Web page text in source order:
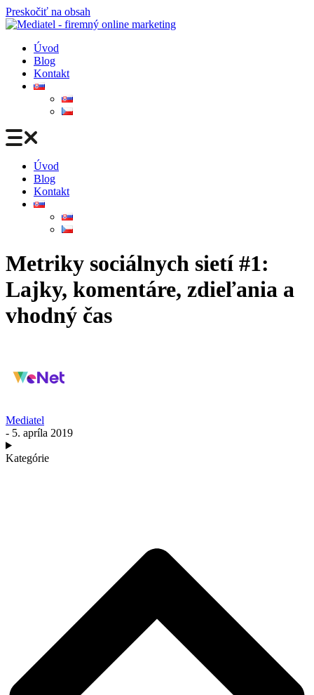
Preskočiť na obsah
Úvod
Blog
Kontakt
Úvod
Blog
Kontakt
Metriky sociálnych sietí #1:
Lajky, komentáre, zdieľania a
vhodný čas
Mediatel
- 5. apríla 2019
Kategórie